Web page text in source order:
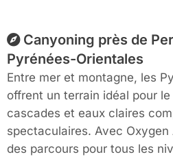
Canyoning près de
Pyrénées-Orientales
Entre mer et montagne, les
offrent un terrain idéal pour
cascades et eaux claires
spectaculaires. Avec
des parcours pour tous les